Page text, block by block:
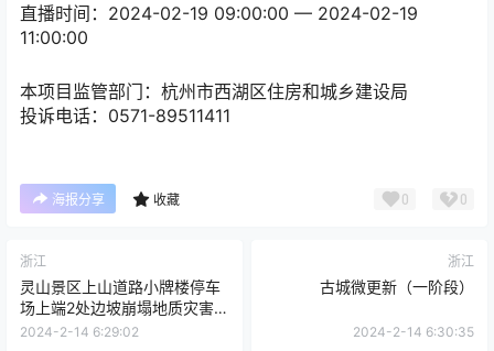
直播时间：2024-02-19 09:00:00 — 2024-02-19
11:00:00
本项目监管部门： 杭州市西湖区住房和城乡建设局
投诉电话： 0571-89511411
海报分享 收藏 0 0
浙江
灵山景区上山道路小牌楼停车
场上端2处边坡崩塌地质灾害治
理工程监理
2024-2-14 6:29:02
浙江
古城微更新（一阶段）
2024-2-14 6:30:35